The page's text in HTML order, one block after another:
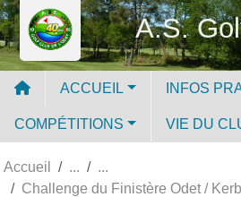
A.S.
ACCUEIL INFOS
COMPÉTITIONS VIE DU
Accueil
Challenge du Finistère Odet /
Panneau de gestion des cookies